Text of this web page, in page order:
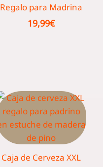
Regalo para Madrina
19,99€
Caja de Cerveza XXL